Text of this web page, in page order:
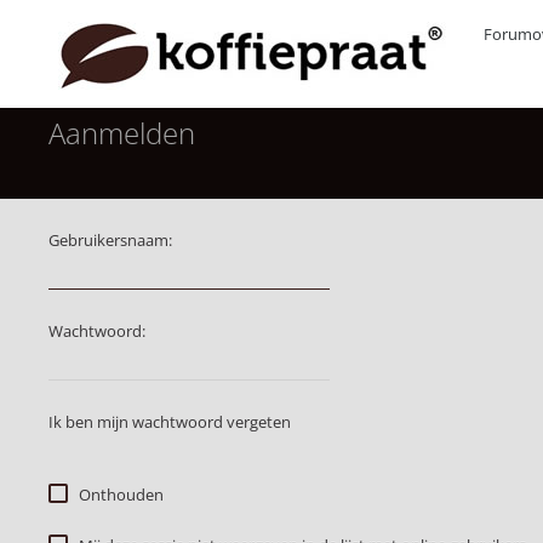
Aanmelden
Gebruikersnaam:
Wachtwoord:
Ik ben mijn wachtwoord vergeten
Onthouden